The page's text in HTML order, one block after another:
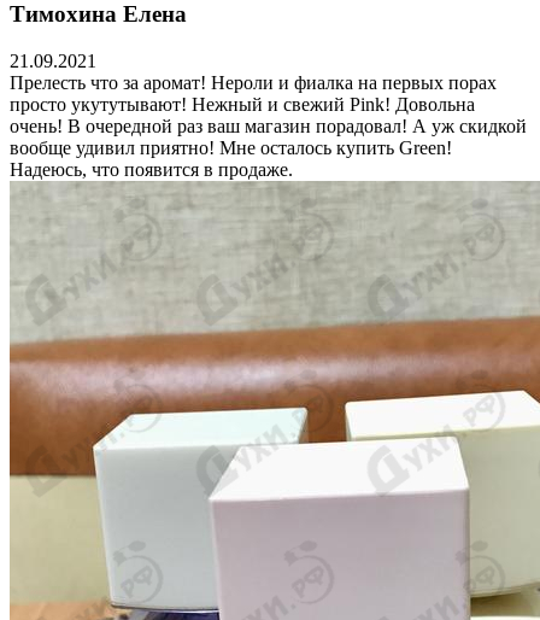
Тимохина Елена
21.09.2021
Прелесть что за аромат! Нероли и фиалка на первых порах
просто укутутывают! Нежный и свежий Pink! Довольна
очень! В очередной раз ваш магазин порадовал! А уж скидкой
вообще удивил приятно! Мне осталось купить Green!
Надеюсь, что появится в продаже.